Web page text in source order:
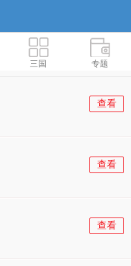
三国 专题
查看
查看
查看